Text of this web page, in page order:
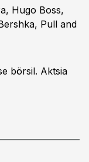
Hugo Boss,
Pull and
börsil. Aktsia